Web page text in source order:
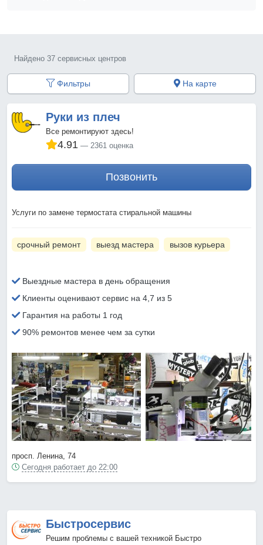
Найдено 37 сервисных центров
Фильтры На карте
Руки из плеч
Все ремонтируют здесь!
4.91 2361 оценка
Позвонить
Услуги по замене термостата стиральной машины
срочный ремонт выезд мастера вызов курьера
Выездные мастера в день обращения
Клиенты оценивают сервис на 4,7 из 5
Гарантия на работы 1 год
90% ремонтов менее чем за сутки
просп. Ленина, 74
Сегодня работает до 22:00
Быстросервис
Решим проблемы с вашей техникой Быстро